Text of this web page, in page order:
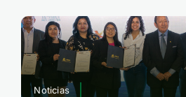
Noticias